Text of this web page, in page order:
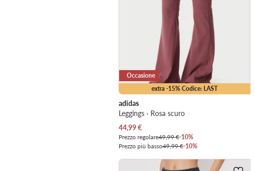
extra -15% Codice: LAST
Occasione
adidas
Leggings · Rosa scuro
Prezzo attuale
44,99€
Prezzo regolare49,99 €-10%
Prezzo più basso49,99 €-10%